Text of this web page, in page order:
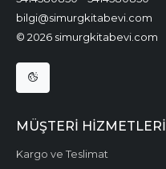
bilgi@simurgkitabevi.com
© 2026 simurgkitabevi.com
MÜŞTERI HIZMETLERI
Kargo ve Teslimat